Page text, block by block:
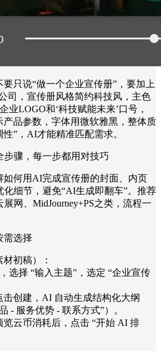
只说“做一个企业宣传册”，要加上
司，宣传册风格简约科技风，主色
业LOGO和‘科技赋能未来’口号，
品参数，字体用微软雅黑，整体质
”，AI才能精准匹配需求。
骤，每一步都用对技巧
何用AI完成宣传册的封面、内页
细节，避免“AI生成即翻车”。推荐
网、MidJourney+PS之类，流程一
需选择
初稿）：
选择 “输入主题”，选定 “企业宣传
创建，AI 自动生成结构化大纲
- 服务优势 - 联系方式”）。
云币消耗后，点击 “开始 AI 排